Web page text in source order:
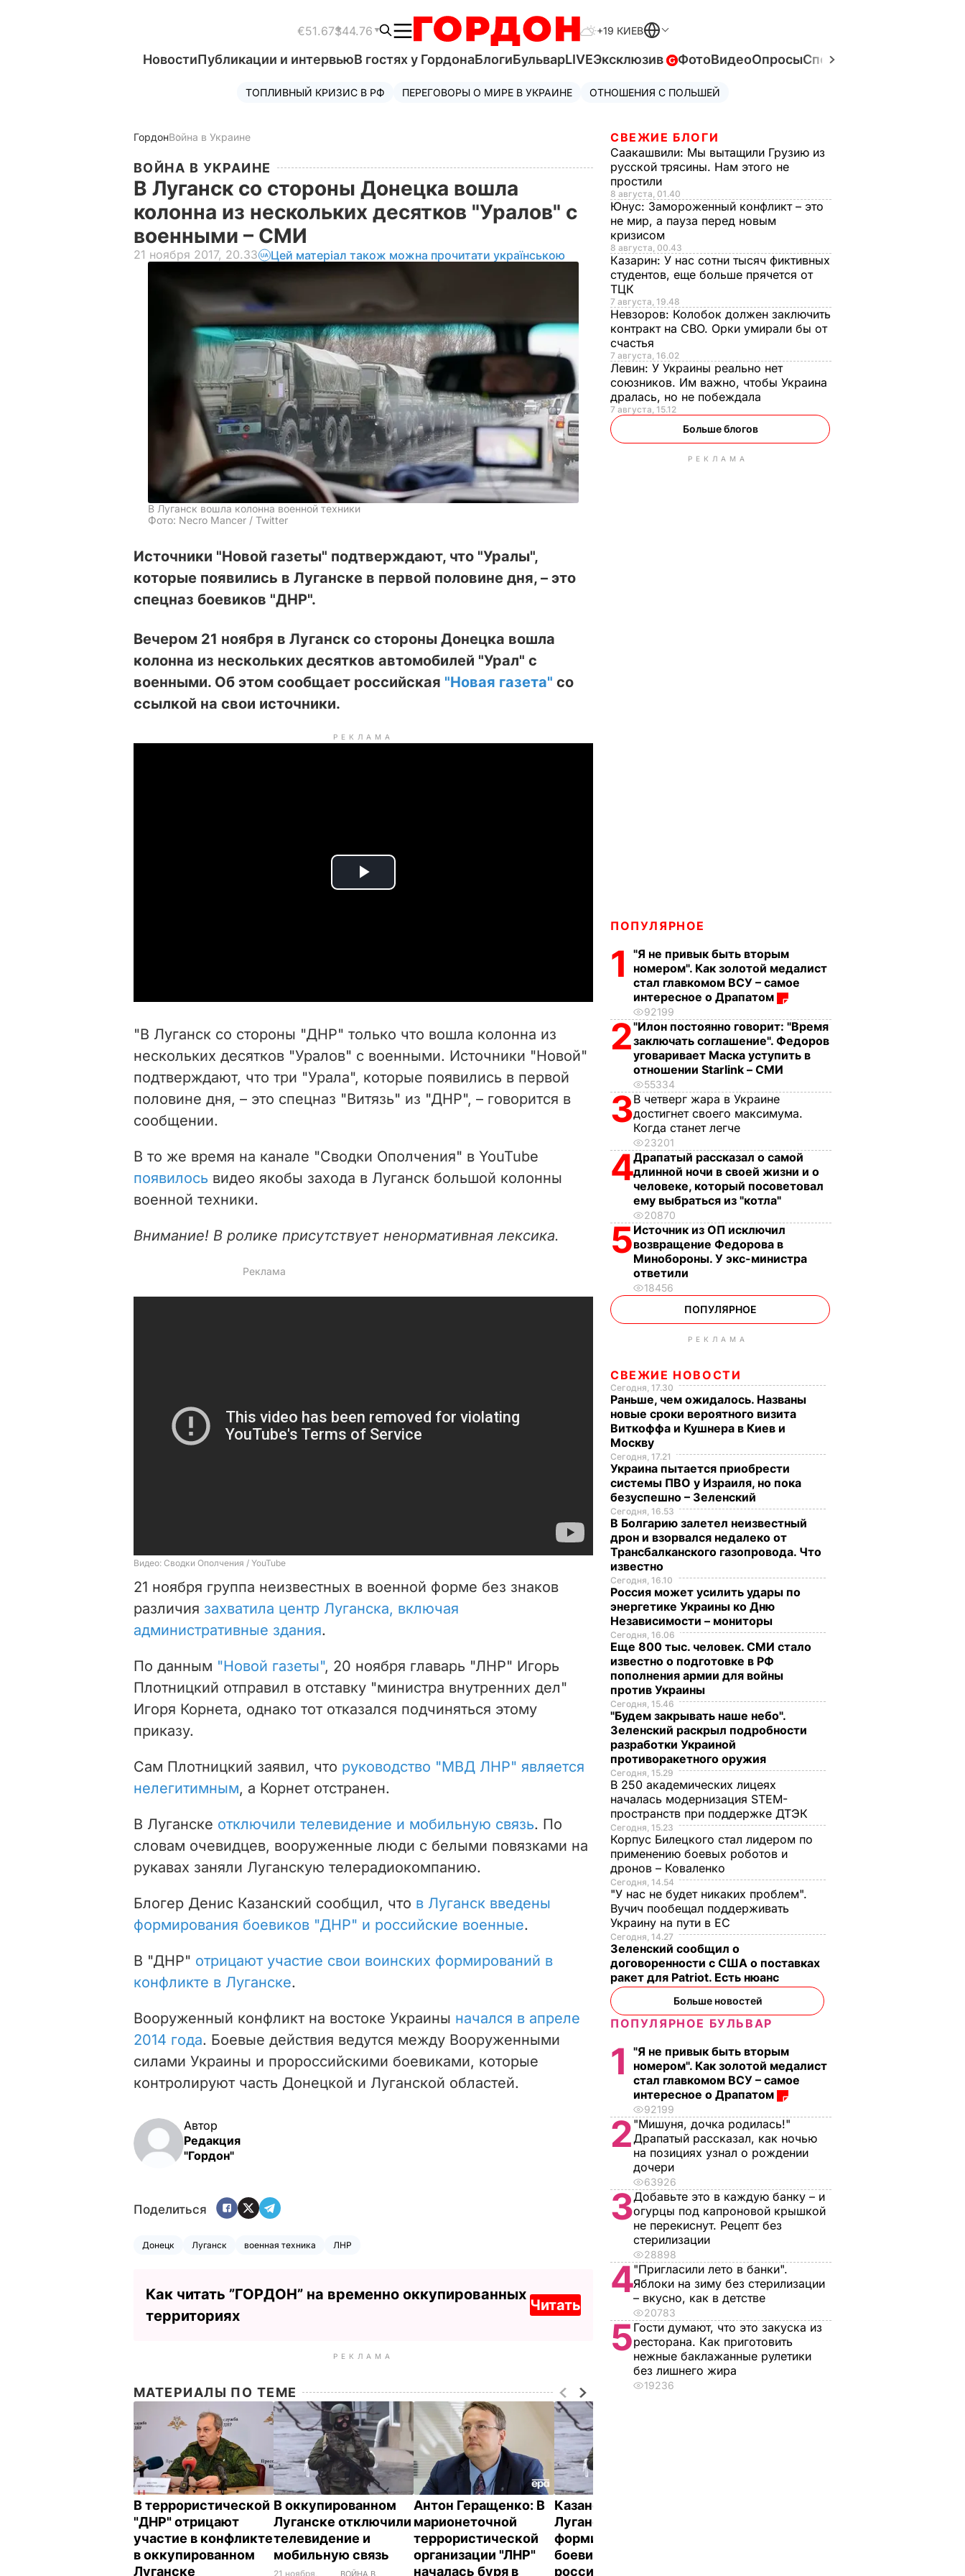
€51.67$44.76 +19 КИЕВ
НовостиПубликации и интервьюВ гостях у ГордонаБлогиБульварLIVEЭксклюзив ФотоВидеоОпросыСпецпроекты
ТОПЛИВНЫЙ КРИЗИС В РФ ПЕРЕГОВОРЫ О МИРЕ В УКРАИНЕ ОТНОШЕНИЯ С ПОЛЬШЕЙ
ГордонВойна в Украине
ВОЙНА В УКРАИНЕ
В Луганск со стороны Донецка вошла
колонна из нескольких десятков "Уралов" с
военными – СМИ
21 ноября 2017, 20.33 Цей матеріал також можна прочитати українською
В Луганск вошла колонна военной техники
Фото: Necro Mancer / Twitter
Источники "Новой газеты" подтверждают, что "Уралы",
которые появились в Луганске в первой половине дня, – это
спецназ боевиков "ДНР".
Вечером 21 ноября в Луганск со стороны Донецка вошла
колонна из нескольких десятков автомобилей "Урал" с
военными. Об этом сообщает российская "Новая газета" со
ссылкой на свои источники.
РЕКЛАМА
P
i
d
o
"В Луганск со стороны "ДНР" только что вошла колонна из
нескольких десятков "Уралов" с военными. Источники "Новой"
подтверждают, что три "Урала", которые появились в первой
половине дня, – это спецназ "Витязь" из "ДНР", – говорится в
сообщении.
В то же время на канале "Сводки Ополчения" в YouTube
появилось видео якобы захода в Луганск большой колонны
военной техники.
Внимание! В ролике присутствует ненормативная лексика.
21 ноября группа неизвестных в военной форме без знаков
различия захватила центр Луганска, включая
административные здания.
По данным "Новой газеты", 20 ноября главарь "ЛНР" Игорь
Плотницкий отправил в отставку "министра внутренних дел"
Игоря Корнета, однако тот отказался подчиняться этому
приказу.
Сам Плотницкий заявил, что руководство "МВД ЛНР" является
нелегитимным, а Корнет отстранен.
В Луганске отключили телевидение и мобильную связь. По
словам очевидцев, вооруженные люди с белыми повязками на
рукавах заняли Луганскую телерадиокомпанию.
Блогер Денис Казанский сообщил, что в Луганск введены
формирования боевиков "ДНР" и российские военные.
В "ДНР" отрицают участие свои воинских формирований в
конфликте в Луганске.
Вооруженный конфликт на востоке Украины начался в апреле
2014 года. Боевые действия ведутся между Вооруженными
силами Украины и пророссийскими боевиками, которые
контролируют часть Донецкой и Луганской областей.
Автор
Редакция
"Гордон"
Поделиться
Донецк Луганск военная техника ЛНР
Как читать ”ГОРДОН” на временно оккупированных
территориях
Читать
РЕКЛАМА
МАТЕРИАЛЫ ПО ТЕМЕ
В террористической
"ДНР" отрицают
участие в конфликте
в оккупированном
Луганске
В оккупированном
Луганске отключили
телевидение и
мобильную связь
21 ноября,
Антон Геращенко: В
марионеточной
террористической
организации "ЛНР"
началась буря в
Казанский: В
Луганск введены
формирования
боевиков "ДНР" и
российские
СВЕЖИЕ БЛОГИ
Саакашвили: Мы вытащили Грузию из
русской трясины. Нам этого не
простили
8 августа, 01.40
Юнус: Замороженный конфликт – это
не мир, а пауза перед новым
кризисом
8 августа, 00.43
Казарин: У нас сотни тысяч фиктивных
студентов, еще больше прячется от
ТЦК
7 августа, 19.48
Невзоров: Колобок должен заключить
контракт на СВО. Орки умирали бы от
счастья
7 августа, 16.02
Левин: У Украины реально нет
союзников. Им важно, чтобы Украина
дралась, но не побеждала
7 августа, 15.12
Больше блогов
РЕКЛАМА
ПОПУЛЯРНОЕ
1
"Я не привык быть вторым
номером". Как золотой медалист
стал главкомом ВСУ – самое
интересное о Драпатом
92199
2"Илон постоянно говорит: "Время
заключать соглашение". Федоров
уговаривает Маска уступить в
отношении Starlink – СМИ
55334
3В четверг жара в Украине
достигнет своего максимума.
Когда станет легче
23201
4Драпатый рассказал о самой
длинной ночи в своей жизни и о
человеке, который посоветовал
ему выбраться из "котла"
20870
5Источник из ОП исключил
возвращение Федорова в
Минобороны. У экс-министра
ответили
18456
ПОПУЛЯРНОЕ
РЕКЛАМА
СВЕЖИЕ НОВОСТИ
Сегодня, 17.30
Раньше, чем ожидалось. Названы
новые сроки вероятного визита
Виткоффа и Кушнера в Киев и
Москву
Сегодня, 17.21
Украина пытается приобрести
системы ПВО у Израиля, но пока
безуспешно – Зеленский
Сегодня, 16.53
В Болгарию залетел неизвестный
дрон и взорвался недалеко от
Трансбалканского газопровода. Что
известно
Сегодня, 16.10
Россия может усилить удары по
энергетике Украины ко Дню
Независимости – мониторы
Сегодня, 16.06
Еще 800 тыс. человек. СМИ стало
известно о подготовке в РФ
пополнения армии для войны
против Украины
Сегодня, 15.46
"Будем закрывать наше небо".
Зеленский раскрыл подробности
разработки Украиной
противоракетного оружия
Сегодня, 15.29
В 250 академических лицеях
началась модернизация STEM-
пространств при поддержке ДТЭК​
Сегодня, 15.23
Корпус Билецкого стал лидером по
применению боевых роботов и
дронов – Коваленко
Сегодня, 14.54
"У нас не будет никаких проблем".
Вучич пообещал поддерживать
Украину на пути в ЕС
Сегодня, 14.27
Зеленский сообщил о
договоренности с США о поставках
ракет для Patriot. Есть нюанс
Больше новостей
ПОПУЛЯРНОЕ БУЛЬВАР
1
"Я не привык быть вторым
номером". Как золотой медалист
стал главкомом ВСУ – самое
интересное о Драпатом
92199
2 "Мишуня, дочка родилась!"
Драпатый рассказал, как ночью
на позициях узнал о рождении
дочери
63926
3Добавьте это в каждую банку – и
огурцы под капроновой крышкой
не перекиснут. Рецепт без
стерилизации
28898
4"Пригласили лето в банки".
Яблоки на зиму без стерилизации
– вкусно, как в детстве
20783
5Гости думают, что это закуска из
ресторана. Как приготовить
нежные баклажанные рулетики
без лишнего жира
19236